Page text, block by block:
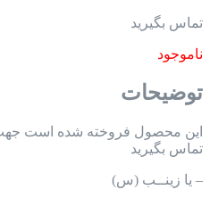
تماس بگیرید
ناموجود
توضیحات
این محصول فروخته شده است
تماس بگیرید
– یا زینــب (س)